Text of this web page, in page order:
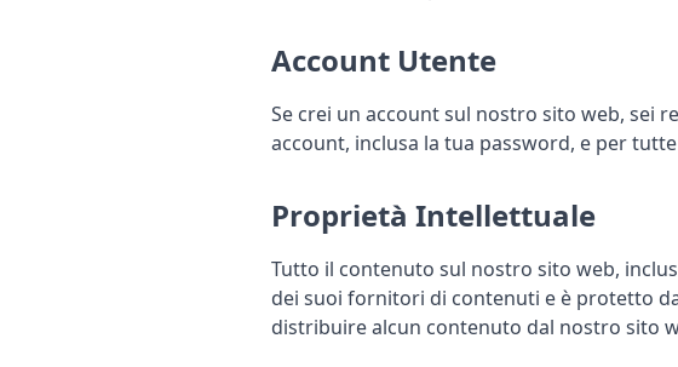
Account Utente
Se crei un account sul nostro sito web, sei
account, inclusa la tua password, e per
Proprietà Intellettuale
Tutto il contenuto sul nostro sito web,
dei suoi fornitori di contenuti e è protetto
distribuire alcun contenuto dal nostro sito